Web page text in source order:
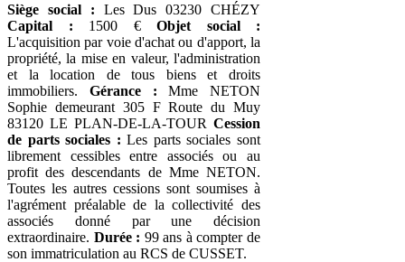
Siège social : Les Dus 03230 CHÉZY
Capital : 1500 € Objet social :
L'acquisition par voie d'achat ou d'apport, la
propriété, la mise en valeur, l'administration
et la location de tous biens et droits
immobiliers. Gérance : Mme NETON
Sophie demeurant 305 F Route du Muy
83120 LE PLAN-DE-LA-TOUR Cession
de parts sociales : Les parts sociales sont
librement cessibles entre associés ou au
profit des descendants de Mme NETON.
Toutes les autres cessions sont soumises à
l'agrément préalable de la collectivité des
associés donné par une décision
extraordinaire. Durée : 99 ans à compter de
son immatriculation au RCS de CUSSET.